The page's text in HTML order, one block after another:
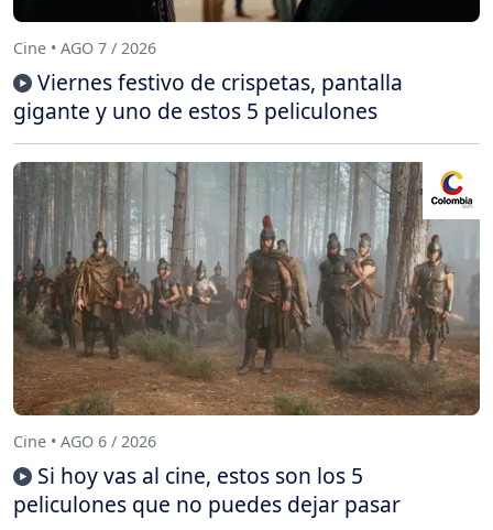
Cine • AGO 7 / 2026
Viernes festivo de crispetas, pantalla
gigante y uno de estos 5 peliculones
Cine • AGO 6 / 2026
Si hoy vas al cine, estos son los 5
peliculones que no puedes dejar pasar